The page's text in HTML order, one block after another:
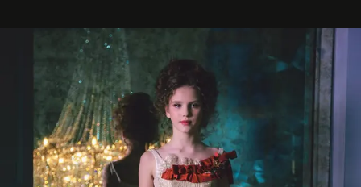
2025
и LUXIA June 2025, представляет собой
уникальное явление современной культуры.